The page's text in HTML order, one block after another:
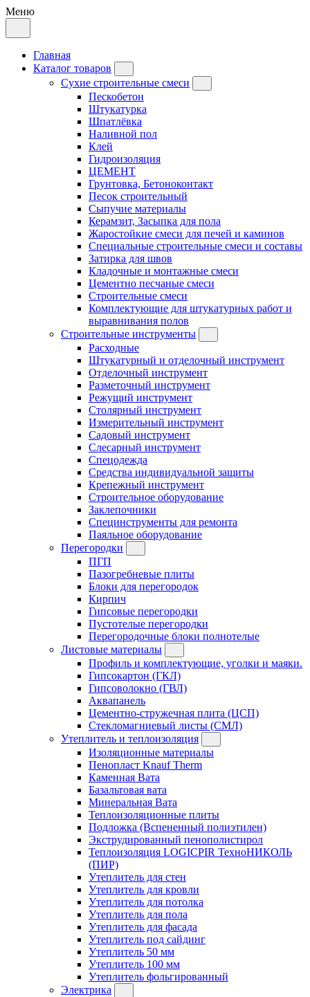
Меню
Главная
Каталог товаров
Сухие строительные смеси
Пескобетон
Штукатурка
Шпатлёвка
Наливной пол
Клей
Гидроизоляция
ЦЕМЕНТ
Грунтовка, Бетоноконтакт
Песок строительный
Сыпучие материалы
Керамзит, Засыпка для пола
Жаростойкие смеси для печей и каминов
Специальные строительные смеси и составы
Затирка для швов
Кладочные и монтажные смеси
Цементно песчаные смеси
Строительные смеси
Комплектующие для штукатурных работ и
выравнивания полов
Строительные инструменты
Расходные
Штукатурный и отделочный инструмент
Отделочный инструмент
Разметочный инструмент
Режущий инструмент
Столярный инструмент
Измерительный инструмент
Садовый инструмент
Слесарный инструмент
Спецодежда
Средства индивидуальной защиты
Крепежный инструмент
Строительное оборудование
Заклепочники
Специнструменты для ремонта
Паяльное оборудование
Перегородки
ПГП
Пазогребневые плиты
Блоки для перегородок
Кирпич
Гипсовые перегородки
Пустотелые перегородки
Перегородочные блоки полнотелые
Листовые материалы
Профиль и комплектующие, уголки и маяки.
Гипсокартон (ГКЛ)
Гипсоволокно (ГВЛ)
Аквапанель
Цементно-стружечная плита (ЦСП)
Стекломагниевый листы (СМЛ)
Утеплитель и теплоизоляция
Изоляционные материалы
Пенопласт Knauf Therm
Каменная Вата
Базальтовая вата
Минеральная Вата
Теплоизоляционные плиты
Подложка (Вспененный полиэтилен)
Экструдированный пенополистирол
Теплоизоляция LOGICPIR ТехноНИКОЛЬ
(ПИР)
Утеплитель для стен
Утеплитель для кровли
Утеплитель для потолка
Утеплитель для пола
Утеплитель для фасада
Утеплитель под сайдинг
Утеплитель 50 мм
Утеплитель 100 мм
Утеплитель фольгированный
Электрика